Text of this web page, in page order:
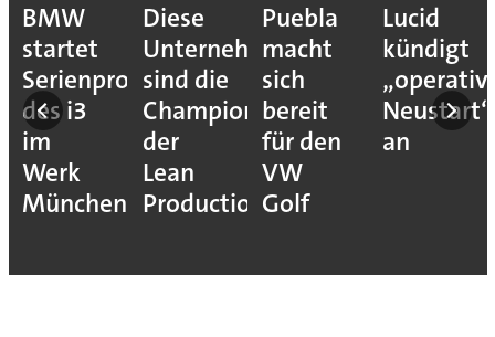
BMW
startet
Serienproduktion
des i3
im
Werk
München
Diese
Unternehmen
sind die
Champions
der
Lean
Production
Puebla
macht
sich
bereit
für den
VW
Golf
Lucid
kündigt
Neustart“
an